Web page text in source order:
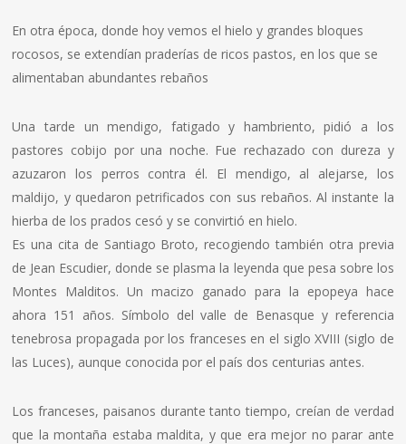
En otra época, donde hoy vemos el hielo y grandes bloques
rocosos, se extendían praderías de ricos pastos, en los que se
alimentaban abundantes rebaños
Una tarde un mendigo, fatigado y hambriento, pidió a los
pastores cobijo por una noche. Fue rechazado con dureza y
azuzaron los perros contra él. El mendigo, al alejarse, los
maldijo, y quedaron petrificados con sus rebaños. Al instante la
hierba de los prados cesó y se convirtió en hielo.
Es una cita de Santiago Broto, recogiendo también otra previa
de Jean Escudier, donde se plasma la leyenda que pesa sobre los
Montes Malditos. Un macizo ganado para la epopeya hace
ahora 151 años. Símbolo del valle de Benasque y referencia
tenebrosa propagada por los franceses en el siglo XVIII (siglo de
las Luces), aunque conocida por el país dos centurias antes.
Los franceses, paisanos durante tanto tiempo, creían de verdad
que la montaña estaba maldita, y que era mejor no parar ante